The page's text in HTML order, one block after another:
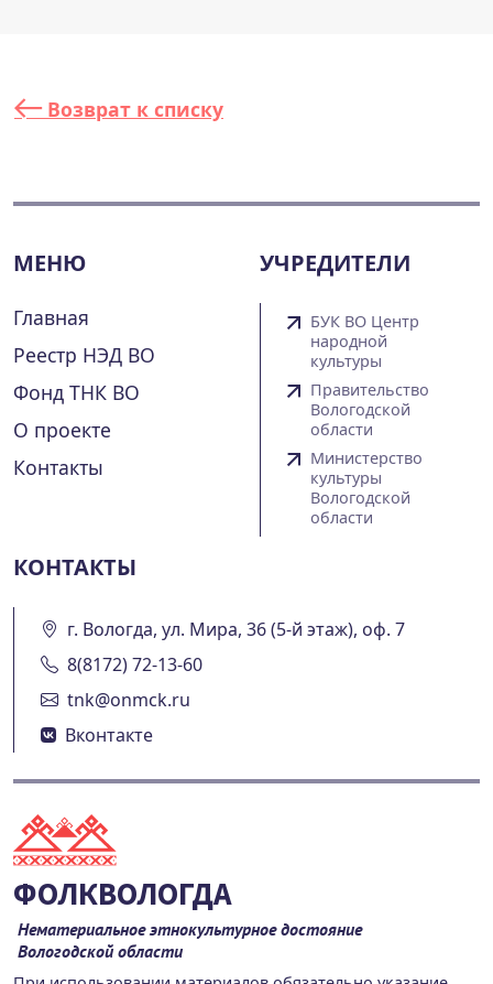
Возврат к списку
МЕНЮ
Главная
Реестр НЭД ВО
Фонд ТНК ВО
О проекте
Контакты
УЧРЕДИТЕЛИ
БУК ВО Центр
народной
культуры
Правительство
Вологодской
области
Министерство
культуры
Вологодской
области
КОНТАКТЫ
г. Вологда, ул. Мира, 36 (5-й этаж), оф. 7
8(8172) 72-13-60
tnk@onmck.ru
Вконтакте
ФОЛКВОЛОГДА
Нематериальное этнокультурное достояние
Вологодской области